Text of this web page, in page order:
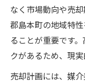
なく市場動向や売
郡島本町の地域特
ることが重要です
クがあるため、現実
売却計画には、媒